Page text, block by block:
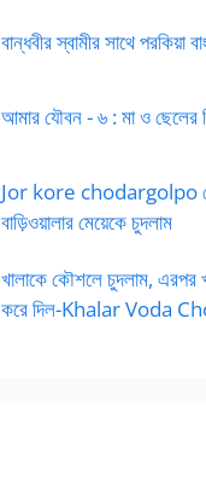
বান্ধবীর স্বামীর সাথে পরকিয়া
আমার যৌবন - ৬ : মা ও ছেলের
Jor kore chodargolpo
বাড়িওয়ালার মেয়েকে চুদলাম
খালাকে কৌশলে চুদলাম, এরপর
করে দিল-Khalar Voda